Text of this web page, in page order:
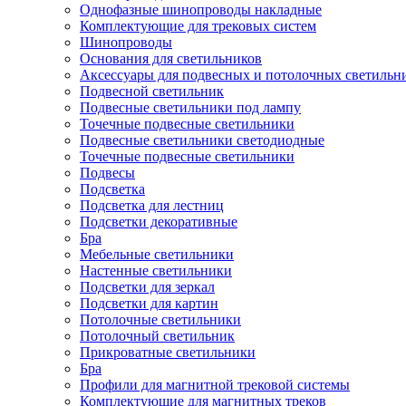
Однофазные шинопроводы накладные
Комплектующие для трековых систем
Шинопроводы
Основания для светильников
Аксессуары для подвесных и потолочных
Подвесной светильник
Подвесные светильники под лампу
Точечные подвесные светильники
Подвесные светильники светодиодные
Точечные подвесные светильники
Подвесы
Подсветка
Подсветка для лестниц
Подсветки декоративные
Бра
Мебельные светильники
Настенные светильники
Подсветки для зеркал
Подсветки для картин
Потолочные светильники
Потолочный светильник
Прикроватные светильники
Бра
Профили для магнитной трековой системы
Комплектующие для магнитных треков